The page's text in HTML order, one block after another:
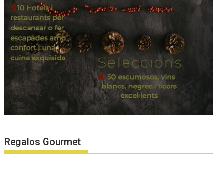
Regalos Gourmet